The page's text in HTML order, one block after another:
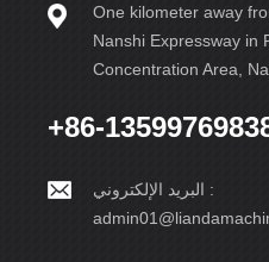
One kilometer away
Nanshi Expressway in
Concentration Area,
+86-
البريد الإلكتروني :